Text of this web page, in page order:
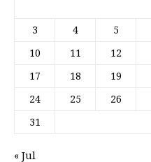
3 4 5
10 11 12
17 18 19
24 25 26
31
« Jul